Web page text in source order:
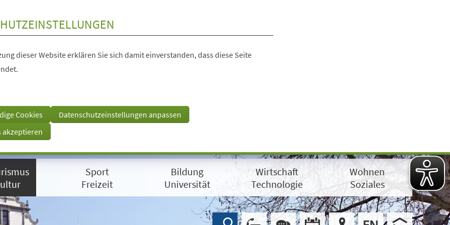
dieser Website erklären Sie sich damit einverstanden, dass diese Seite
Cookies
Datenschutzeinstellungen anpassen
akzeptieren
Sport
Freizeit
Bildung
Universität
Wirtschaft
Technologie
Wohnen
Soziales